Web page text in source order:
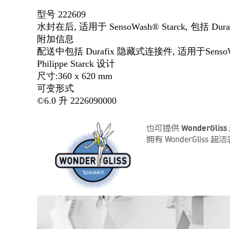
型号 222609
水封在后, 适用于 SensoWash® Starck, 包括
附加信息
配送中包括 Durafix 隐藏式连接件, 适用于
Philippe Starck 设计
尺寸:360 x 620 mm
可变形式
©6.0 升 2226090000